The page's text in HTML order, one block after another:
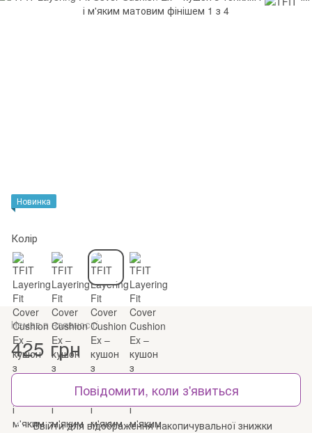
Новинка
Колір
Немає в наявності
425 грн
Повідомити, коли з'явиться
% Ввійтидля відображення накопичувальної знижки